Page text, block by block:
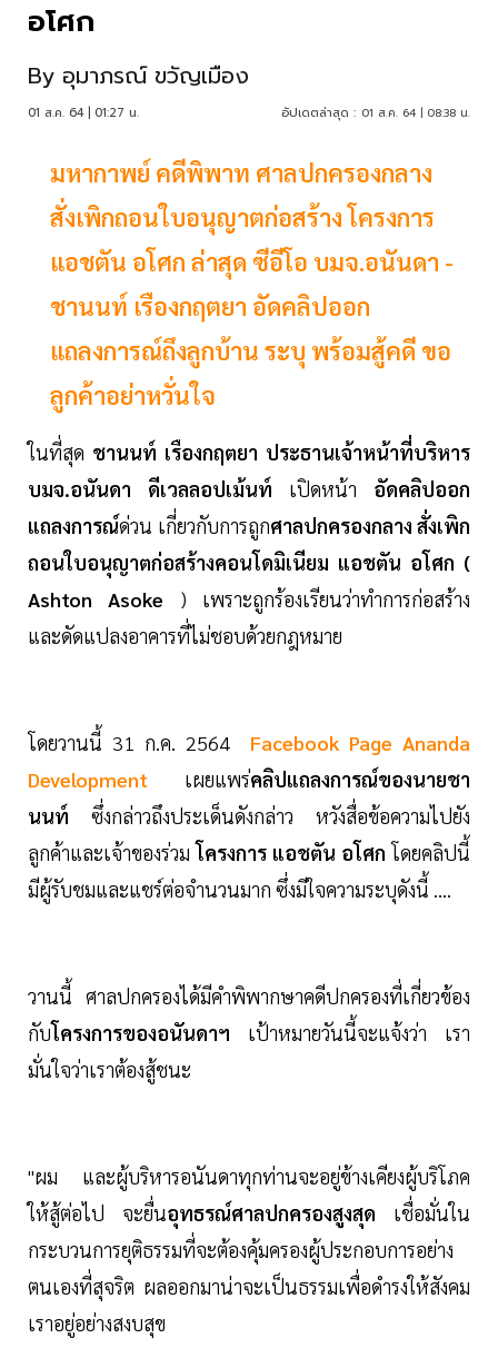
อโศก
By อุมาภรณ์ ขวัญเมือง
01 ส.ค. 64 | 01:27 น. อัปเดตล่าสุด : 01 ส.ค. 64 | 08:38 น.
มหากาพย์ คดีพิพาท ศาลปกครองกลาง
สั่งเพิกถอนใบอนุญาตก่อสร้าง โครงการ
แอชตัน อโศก ล่าสุด ซีอีโอ บมจ.อนันดา -
ชานนท์ เรืองกฤตยา อัดคลิปออก
แถลงการณ์ถึงลูกบ้าน ระบุ พร้อมสู้คดี ขอ
ลูกค้าอย่าหวั่นใจ
ในที่สุด ชานนท์ เรืองกฤตยา ประธานเจ้าหน้าที่บริหาร
บมจ.อนันดา ดีเวลลอปเม้นท์ เปิดหน้า อัดคลิปออก
แถลงการณ์ด่วน เกี่ยวกับการถูกศาลปกครองกลาง สั่งเพิก
ถอนใบอนุญาตก่อสร้างคอนโดมิเนียม แอชตัน อโศก (
Ashton Asoke ) เพราะถูกร้องเรียนว่าทำการก่อสร้าง
และดัดแปลงอาคารที่ไม่ชอบด้วยกฎหมาย
โดยวานนี้ 31 ก.ค. 2564 Facebook Page Ananda
Development เผยแพร่คลิปแถลงการณ์ของนายชา
นนท์ ซึ่งกล่าวถึงประเด็นดังกล่าว หวังสื่อข้อความไปยัง
ลูกค้าและเจ้าของร่วมโครงการ แอชตัน อโศก โดยคลิปนี้
มีผู้รับชมและแชร์ต่อจำนวนมาก ซึ่งมีใจความระบุดังนี้ ....
วานนี้ ศาลปกครองได้มีคำพิพากษาคดีปกครองที่เกี่ยวข้อง
กับโครงการของอนันดาฯ เป้าหมายวันนี้จะแจ้งว่า เรา
มั่นใจว่าเราต้องสู้ชนะ
"ผม และผู้บริหารอนันดาทุกท่านจะอยู่ข้างเคียงผู้บริโภค
ให้สู้ต่อไป จะยื่นอุทธรณ์ศาลปกครองสูงสุด เชื่อมั่นใน
กระบวนการยุติธรรมที่จะต้องคุ้มครองผู้ประกอบการอย่าง
ตนเองที่สุจริต ผลออกมาน่าจะเป็นธรรมเพื่อดำรงให้สังคม
เราอยู่อย่างสงบสุข